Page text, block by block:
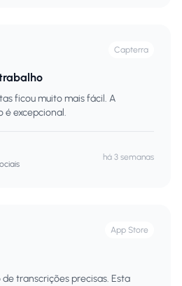
Capterra
ficou muito mais fácil. A
é excepcional.
há 3 semanas
App Store
transcrições precisas. Esta